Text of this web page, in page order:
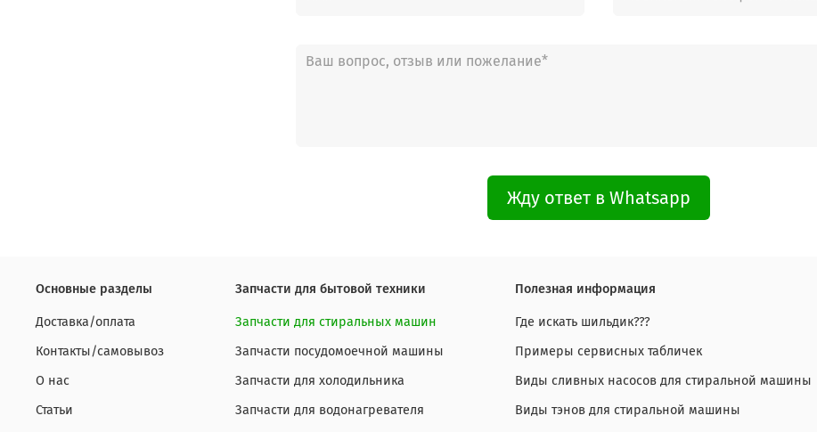
Жду ответ в Whatsapp
Основные разделы
Доставка/оплата
Контакты/самовывоз
О нас
Статьи
Запчасти для бытовой техники
Запчасти для стиральных машин
Запчасти посудомоечной машины
Запчасти для холодильника
Запчасти для водонагревателя
Полезная информация
Где искать шильдик???
Примеры сервисных табличек
Виды сливных насосов для стиральной машины
Виды тэнов для стиральной машины